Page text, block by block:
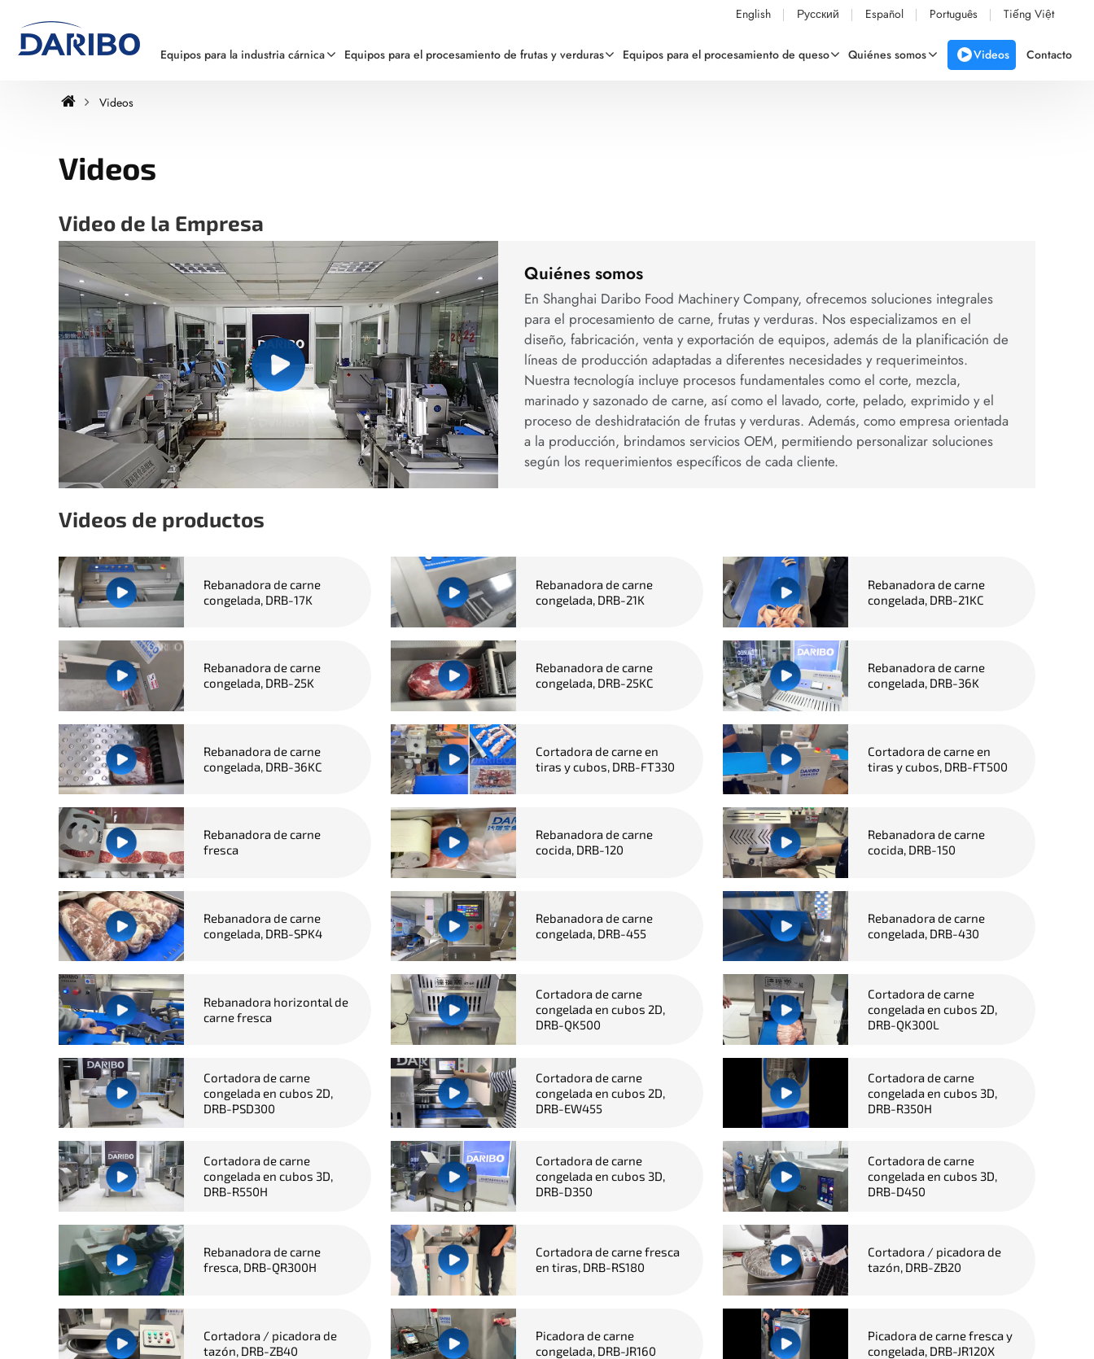
English Русский Español Português Tiếng Việt
Equipos para la industria cárnica Equipos para el procesamiento de frutas y verduras Equipos para el procesamiento de queso Quiénes somos Videos Contacto
Videos
Videos
Video de la Empresa
Quiénes somos
En Shanghai Daribo Food Machinery Company, ofrecemos soluciones integrales
para el procesamiento de carne, frutas y verduras. Nos especializamos en el
diseño, fabricación, venta y exportación de equipos, además de la planificación de
líneas de producción adaptadas a diferentes necesidades y requerimeintos.
Nuestra tecnología incluye procesos fundamentales como el corte, mezcla,
marinado y sazonado de carne, así como el lavado, corte, pelado, exprimido y el
proceso de deshidratación de frutas y verduras. Además, como empresa orientada
a la producción, brindamos servicios OEM, permitiendo personalizar soluciones
según los requerimientos específicos de cada cliente.
Videos de productos
Rebanadora de carne
congelada, DRB-17K
Rebanadora de carne
congelada, DRB-21K
Rebanadora de carne
congelada, DRB-21KC
Rebanadora de carne
congelada, DRB-25K
Rebanadora de carne
congelada, DRB-25KC
Rebanadora de carne
congelada, DRB-36K
Rebanadora de carne
congelada, DRB-36KC
Cortadora de carne en
tiras y cubos, DRB-FT330
Cortadora de carne en
tiras y cubos, DRB-FT500
Rebanadora de carne
fresca
Rebanadora de carne
cocida, DRB-120
Rebanadora de carne
cocida, DRB-150
Rebanadora de carne
congelada, DRB-SPK4
Rebanadora de carne
congelada, DRB-455
Rebanadora de carne
congelada, DRB-430
Rebanadora horizontal de
carne fresca
Cortadora de carne
congelada en cubos 2D,
DRB-QK500
Cortadora de carne
congelada en cubos 2D,
DRB-QK300L
Cortadora de carne
congelada en cubos 2D,
DRB-PSD300
Cortadora de carne
congelada en cubos 2D,
DRB-EW455
Cortadora de carne
congelada en cubos 3D,
DRB-R350H
Cortadora de carne
congelada en cubos 3D,
DRB-R550H
Cortadora de carne
congelada en cubos 3D,
DRB-D350
Cortadora de carne
congelada en cubos 3D,
DRB-D450
Rebanadora de carne
fresca, DRB-QR300H
Cortadora de carne fresca
en tiras, DRB-RS180
Cortadora / picadora de
tazón, DRB-ZB20
Cortadora / picadora de
tazón, DRB-ZB40
Picadora de carne
congelada, DRB-JR160
Picadora de carne fresca y
congelada, DRB-JR120X